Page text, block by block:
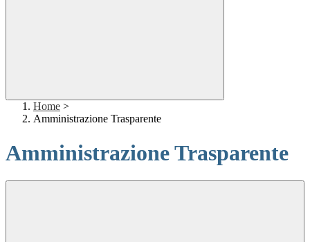
Home >
Amministrazione Trasparente
Amministrazione Trasparente